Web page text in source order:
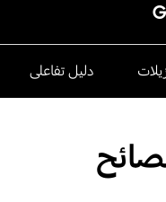
دليل تفاعلى